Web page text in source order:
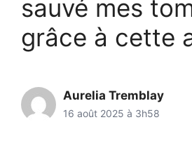
sauvé mes
grâce à cette
Aurelia Tremblay
16 août 2025 à 3h58